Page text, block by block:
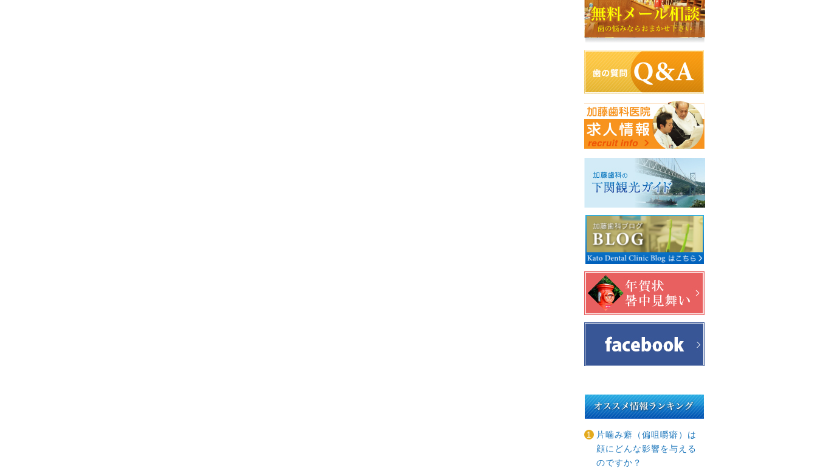
片噛み癖（偏咀嚼癖）は
顔にどんな影響を与える
のですか？